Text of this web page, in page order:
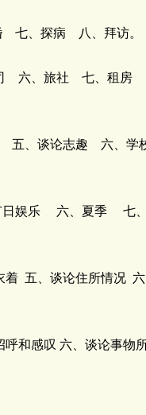
、探病 八、拜访。
六、旅社 七、租房
、谈论志趣 六、学
娱乐 六、夏季 七
五、谈论住所情况 六
和感叹 六、谈论事物所